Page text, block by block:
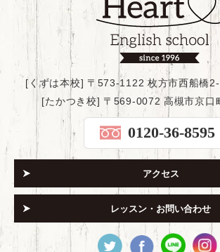
[くずは本校] 〒573-1122 枚方市西船橋
[たかつき校] 〒569-0072 高槻市京口
0120-36-8595
アクセス
レッスン・お問い合わせ